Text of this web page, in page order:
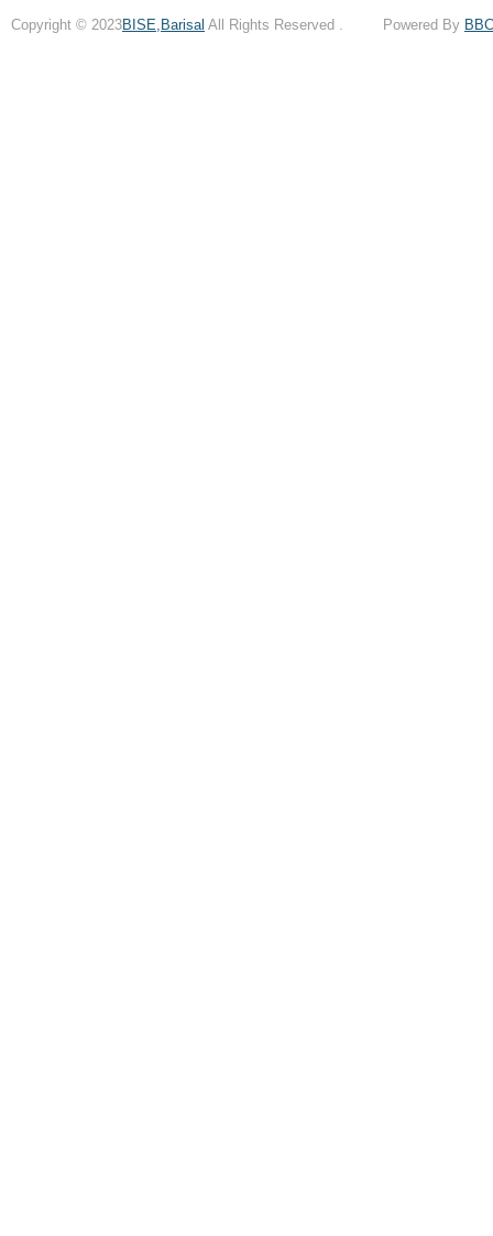
Copyright © 2023BISE,Barisal All Rights Reserved . Powered By